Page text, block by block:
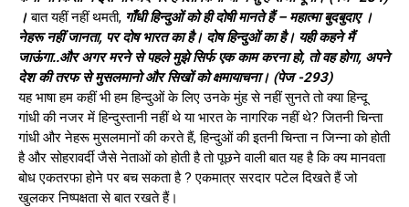
। बात यहीं नहीं थमती, गाँधी हिन्दुओं को ही दोषी मानते हैं – महात्मा बुदबुदाए ।
नेहरू नहीं जानता, पर दोष भारत का है। दोष हिन्दुओं का है। यही कहने मैं
जाऊंगा..और अगर मरने से पहले मुझे सिर्फ एक काम करना हो, तो वह होगा, अपने
देश की तरफ से मुसलमानो और सिखों को क्षमायाचना। (पेज -293)
यह भाषा हम कहीं भी हम हिन्दुओं के लिए उनके मुंह से नहीं सुनते तो क्या हिन्दू
गांधी की नजर में हिन्दुस्तानी नहीं थे या भारत के नागरिक नहीं थे? जितनी चिन्ता
गांधी और नेहरू मुसलमानों की करते हैं, हिन्दुओं की इतनी चिन्ता न जिन्ना को होती
है और सोहरावर्दी जैसे नेताओं को होती है तो पूछने वाली बात यह है कि क्य मानवता
बोध एकतरफा होने पर बच सकता है ? एकमात्र सरदार पटेल दिखते हैं जो
खुलकर निष्पक्षता से बात रखते हैं।